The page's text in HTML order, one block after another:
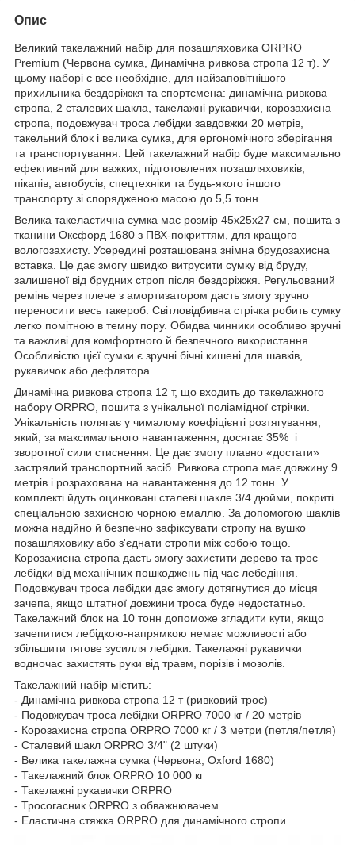
Опис
Великий такелажний набір для позашляховика ORPRO
Premium (Червона сумка, Динамічна ривкова стропа 12 т). У
цьому наборі є все необхідне, для найзаповітнішого
прихильника бездоріжжя та спортсмена: динамічна ривкова
стропа, 2 сталевих шакла, такелажні рукавички, корозахисна
стропа, подовжувач троса лебідки завдовжки 20 метрів,
такельний блок і велика сумка, для ергономічного зберігання
та транспортування. Цей такелажний набір буде максимально
ефективний для важких, підготовлених позашляховиків,
пікапів, автобусів, спецтехніки та будь-якого іншого
транспорту зі спорядженою масою до 5,5 тонн.
Велика такеластична сумка має розмір 45х25х27 см, пошита з
тканини Оксфорд 1680 з ПВХ-покриттям, для кращого
вологозахисту. Усередині розташована знімна брудозахисна
вставка. Це дає змогу швидко витрусити сумку від бруду,
залишеної від брудних строп після бездоріжжя. Регульований
ремінь через плече з амортизатором дасть змогу зручно
переносити весь такероб. Світловідбивна стрічка робить сумку
легко помітною в темну пору. Обидва чинники особливо зручні
та важливі для комфортного й безпечного використання.
Особливістю цієї сумки є зручні бічні кишені для шавків,
рукавичок або дефлятора.
Динамічна ривкова стропа 12 т, що входить до такелажного
набору ORPRO, пошита з унікальної поліамідної стрічки.
Унікальність полягає у чималому коефіцієнті розтягування,
який, за максимального навантаження, досягає 35% і
зворотної сили стиснення. Це дає змогу плавно «достати»
застрялий транспортний засіб. Ривкова стропа має довжину 9
метрів і розрахована на навантаження до 12 тонн. У
комплекті йдуть оцинковані сталеві шакле 3/4 дюйми, покриті
спеціальною захисною чорною емаллю. За допомогою шаклів
можна надійно й безпечно зафіксувати стропу на вушко
позашляховику або з'єднати стропи між собою тощо.
Корозахисна стропа дасть змогу захистити дерево та трос
лебідки від механічних пошкоджень під час лебедіння.
Подовжувач троса лебідки дає змогу дотягнутися до місця
зачепа, якщо штатної довжини троса буде недостатньо.
Такелажний блок на 10 тонн допоможе згладити кути, якщо
зачепитися лебідкою-напрямкою немає можливості або
збільшити тягове зусилля лебідки. Такелажні рукавички
водночас захистять руки від травм, порізів і мозолів.
Такелажний набір містить:
- Динамічна ривкова стропа 12 т (ривковий трос)
- Подовжувач троса лебідки ORPRO 7000 кг / 20 метрів
- Корозахисна стропа ORPRO 7000 кг / 3 метри (петля/петля)
- Сталевий шакл ORPRO 3/4" (2 штуки)
- Велика такелажна сумка (Червона, Oxford 1680)
- Такелажний блок ORPRO 10 000 кг
- Такелажні рукавички ORPRO
- Тросогасник ORPRO з обважнювачем
- Еластична стяжка ORPRO для динамічного стропи